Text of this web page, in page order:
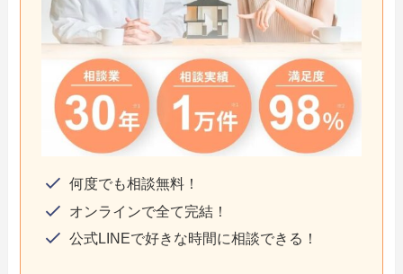
何度でも相談無料！
オンラインで全て完結！
公式LINEで好きな時間に相談できる！